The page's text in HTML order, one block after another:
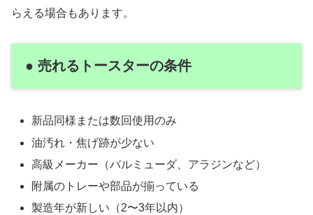
らえる場合もあります。
● 売れるトースターの条件
新品同様または数回使用のみ
油汚れ・焦げ跡が少ない
高級メーカー（バルミューダ、アラジンなど）
附属のトレーや部品が揃っている
製造年が新しい（2〜3年以内）